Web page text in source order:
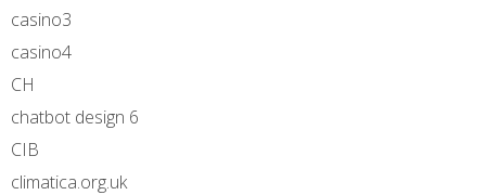
casino3
casino4
CH
chatbot design 6
CIB
climatica.org.uk